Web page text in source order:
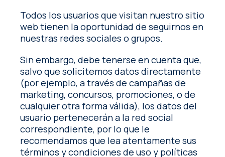
Todos los usuarios que visitan nuestro sitio
web tienen la oportunidad de seguirnos en
nuestras redes sociales o grupos.
Sin embargo, debe tenerse en cuenta que,
salvo que solicitemos datos directamente
(por ejemplo, a través de campañas de
marketing, concursos, promociones, o de
cualquier otra forma válida), los datos del
usuario pertenecerán a la red social
correspondiente, por lo que le
recomendamos que lea atentamente sus
términos y condiciones de uso y políticas